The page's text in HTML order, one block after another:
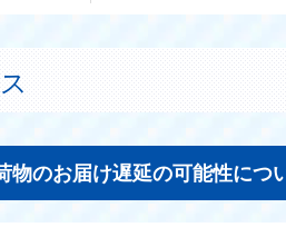
物のお届け遅延の可能性につ